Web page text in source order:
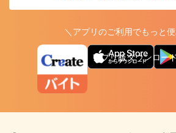
＼アプリのご利用でもっと
アプリ版ダウンロー